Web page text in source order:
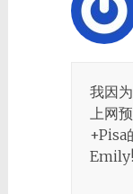
我因
上网
+Pisa
Emily!